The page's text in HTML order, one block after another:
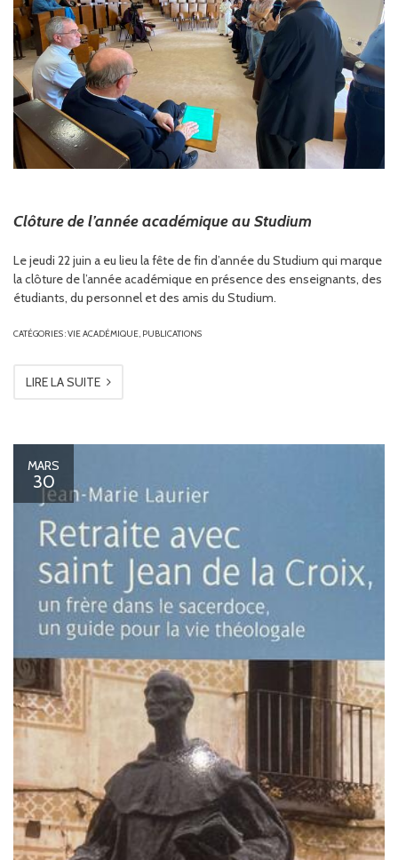
Clôture de l’année académique au Studium
Le jeudi 22 juin a eu lieu la fête de fin d’année du Studium qui marque
la clôture de l’année académique en présence des enseignants, des
étudiants, du personnel et des amis du Studium.
CATÉGORIES :VIE ACADÉMIQUE, PUBLICATIONS
LIRE LA SUITE
MARS
30